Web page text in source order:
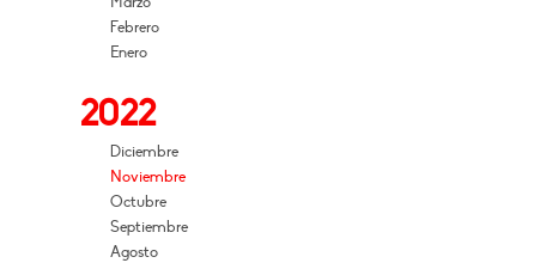
Febrero
Enero
2022
Diciembre
Noviembre
Octubre
Septiembre
Agosto